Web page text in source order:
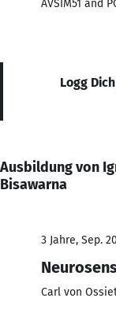
AVSIM51 and
Logg
Ausbildung von
Bisawarna
3 Jahre, Sep.
Carl von